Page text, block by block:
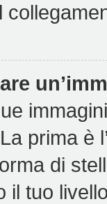
prima è
di
il tuo